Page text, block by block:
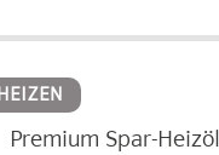
Premium Spar-Heizöl